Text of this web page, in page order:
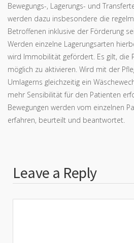
Bewegungs-, Lagerungs- und
werden dazu insbesondere die
Betroffenen inklusive der Förderung
Werden einzelne Lagerungsarten
wird Immobilität gefördert. Es gilt, die
möglich zu aktivieren. Wird mit der
Umlagerns gleichzeitig ein
mehr Sensibilität für den Patienten
Bewegungen werden vom einzelnen
erfahren, beurteilt und beantwortet.
Leave a Reply